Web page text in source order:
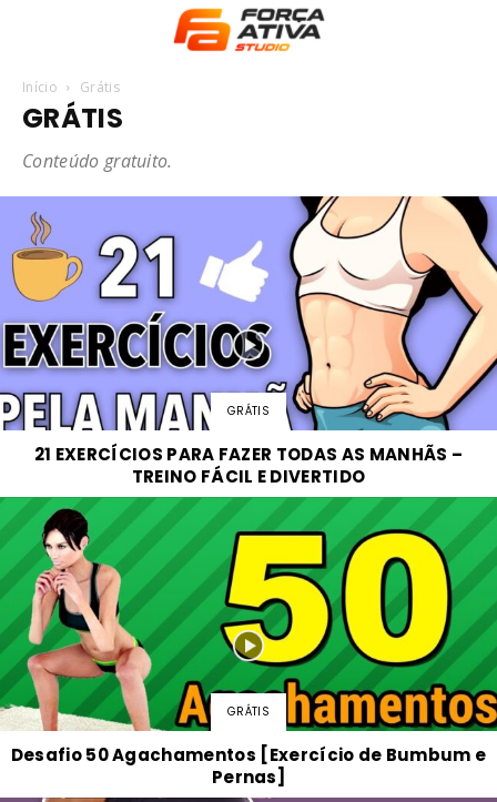
Início Grátis
GRÁTIS
Conteúdo gratuito.
GRÁTIS
21 EXERCÍCIOS PARA FAZER TODAS AS MANHÃS –
TREINO FÁCIL E DIVERTIDO
GRÁTIS
Desafio 50 Agachamentos [Exercício de Bumbum e
Pernas]